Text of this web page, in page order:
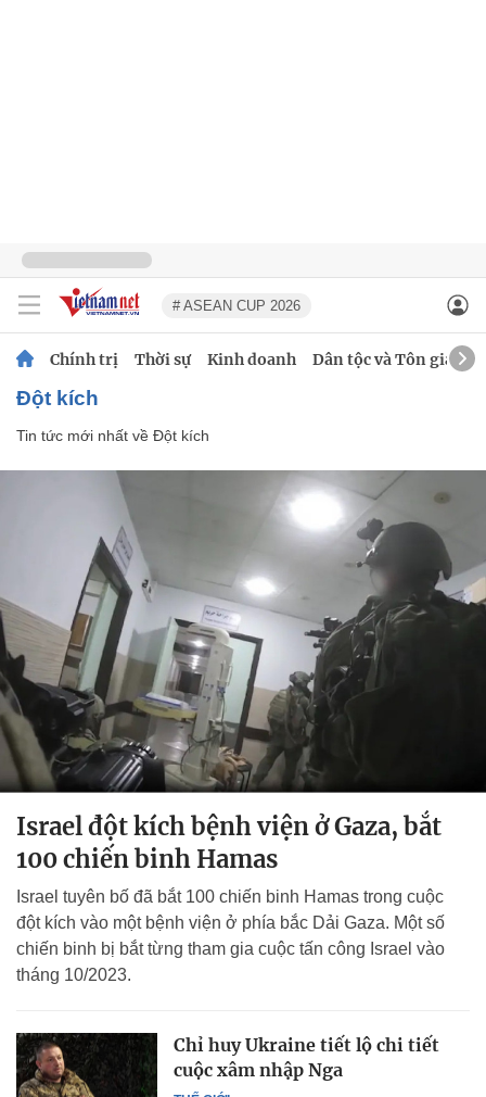
# ASEAN CUP 2026
Chính trị Thời sự Kinh doanh Dân tộc và Tôn giáo
Đột kích
Tin tức mới nhất về Đột kích
Israel đột kích bệnh viện ở Gaza, bắt
100 chiến binh Hamas
Israel tuyên bố đã bắt 100 chiến binh Hamas trong cuộc
đột kích vào một bệnh viện ở phía bắc Dải Gaza. Một số
chiến binh bị bắt từng tham gia cuộc tấn công Israel vào
tháng 10/2023.
Chỉ huy Ukraine tiết lộ chi tiết
cuộc xâm nhập Nga